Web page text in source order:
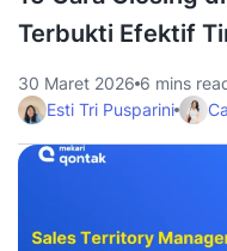
Terbukti Efektif
30 Maret 2026 6 mins
Esti Tri Pusparini